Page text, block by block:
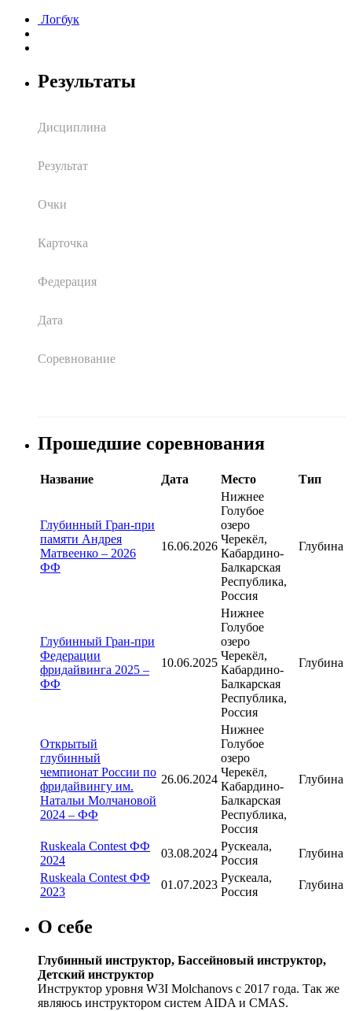
Логбук
Результаты
Дисциплина
Результат
Очки
Карточка
Федерация
Дата
Соревнование
Прошедшие соревнования
Название Дата Место Тип
Глубинный Гран-при
памяти Андрея
Матвеенко – 2026
ФФ
16.06.2026
Нижнее
Голубое
озеро
Черекёл,
Кабардино-
Балкарская
Республика,
Россия
Глубина
Глубинный Гран-при
Федерации
фридайвинга 2025 –
ФФ
10.06.2025
Нижнее
Голубое
озеро
Черекёл,
Кабардино-
Балкарская
Республика,
Россия
Глубина
Открытый
глубинный
чемпионат России по
фридайвингу им.
Натальи Молчановой
2024 – ФФ
26.06.2024
Нижнее
Голубое
озеро
Черекёл,
Кабардино-
Балкарская
Республика,
Россия
Глубина
Ruskeala Contest ФФ
2024
03.08.2024
Рускеала,
Россия
Глубина
Ruskeala Contest ФФ
2023
01.07.2023
Рускеала,
Россия
Глубина
О себе
Глубинный инструктор, Бассейновый инструктор,
Детский инструктор
Инструктор уровня W3I Molchanovs с 2017 года. Так же
являюсь инструктором систем AIDA и CMAS.